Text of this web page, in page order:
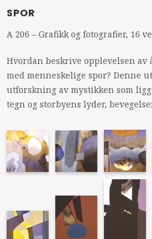
SPOR
A 206 – Grafikk og fotografier, 16
Hvordan beskrive opplevelsen av
med menneskelige spor? Denne
utforskning av mystikken som
tegn og storbyens lyder,